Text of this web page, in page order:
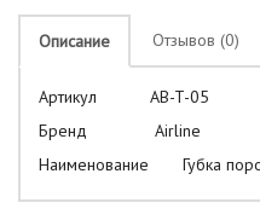
Описание Отзывов (0)
Артикул AB-T-05
Бренд Airline
Наименование Губка